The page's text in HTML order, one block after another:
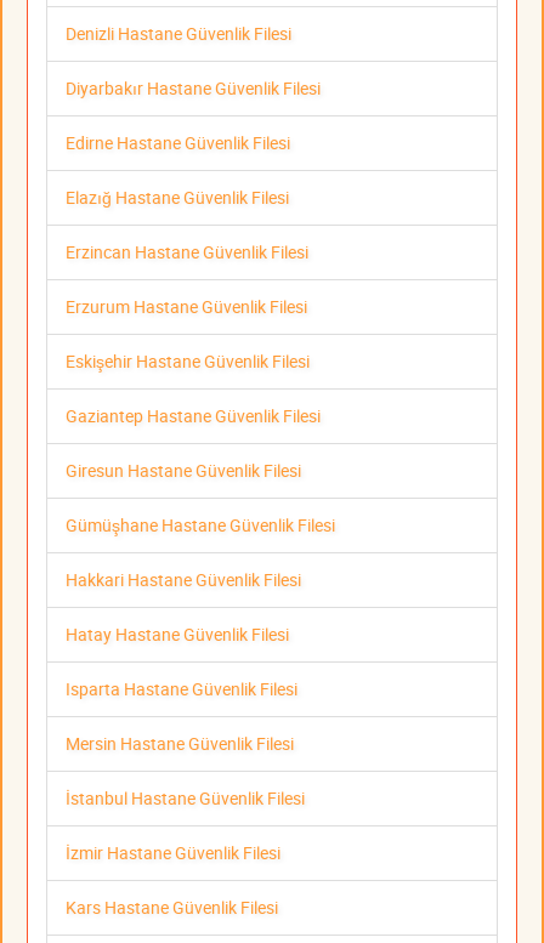
Denizli Hastane Güvenlik Filesi
Diyarbakır Hastane Güvenlik Filesi
Edirne Hastane Güvenlik Filesi
Elazığ Hastane Güvenlik Filesi
Erzincan Hastane Güvenlik Filesi
Erzurum Hastane Güvenlik Filesi
Eskişehir Hastane Güvenlik Filesi
Gaziantep Hastane Güvenlik Filesi
Giresun Hastane Güvenlik Filesi
Gümüşhane Hastane Güvenlik Filesi
Hakkari Hastane Güvenlik Filesi
Hatay Hastane Güvenlik Filesi
Isparta Hastane Güvenlik Filesi
Mersin Hastane Güvenlik Filesi
İstanbul Hastane Güvenlik Filesi
İzmir Hastane Güvenlik Filesi
Kars Hastane Güvenlik Filesi